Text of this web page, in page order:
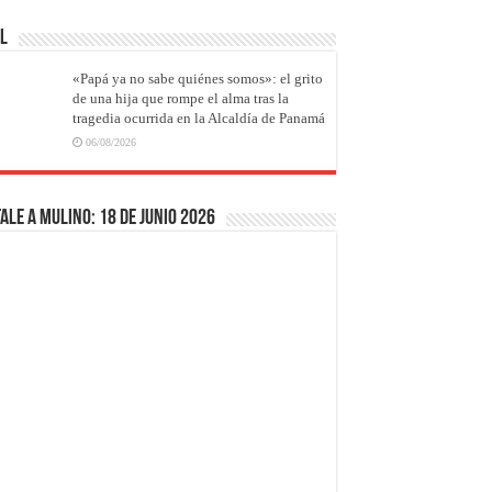
«Papá ya no sabe quiénes somos»: el grito
de una hija que rompe el alma tras la
tragedia ocurrida en la Alcaldía de Panamá
06/08/2026
a Mulino: 18 de junio 2026